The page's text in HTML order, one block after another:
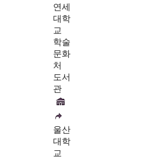
연세
대학
교
학술
문화
처
도서
관
울산
대학
교